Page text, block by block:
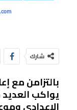
شارك
بالتزامن مع
يواكب العديد
الإعدادي